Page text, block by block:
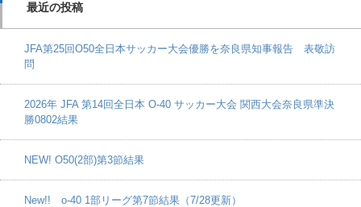
最近の投稿
JFA第25回O50全日本サッカー大会優勝を奈良県知事報告 表敬訪
問
2026年 JFA 第14回全日本 O-40 サッカー大会 関西大会奈良県準決
勝0802結果
NEW! O50(2部)第3節結果
New!! o-40 1部リーグ第7節結果（7/28更新）